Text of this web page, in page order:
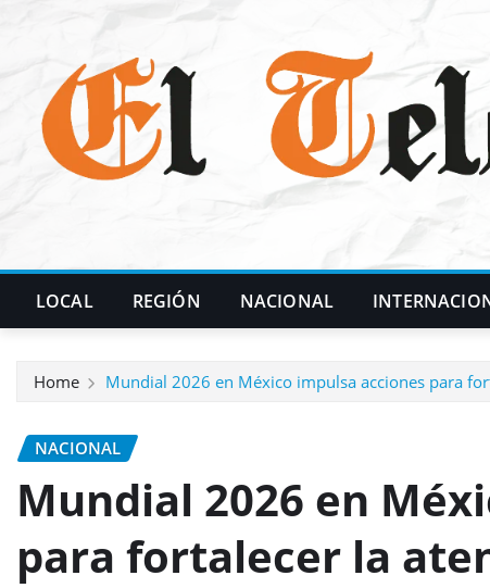
LOCAL REGIÓN NACIONAL
Home Mundial 2026 en México impulsa acciones para
NACIONAL
Mundial 2026 en
para fortalecer la